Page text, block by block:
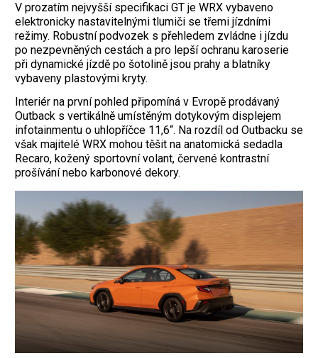
V prozatím nejvyšší specifikaci GT je WRX vybaveno
elektronicky nastavitelnými tlumiči se třemi jízdními
režimy. Robustní podvozek s přehledem zvládne i jízdu
po nezpevněných cestách a pro lepší ochranu karoserie
při dynamické jízdě po šotolině jsou prahy a blatníky
vybaveny plastovými kryty.
Interiér na první pohled připomíná v Evropě prodávaný
Outback s vertikálně umístěným dotykovým displejem
infotainmentu o uhlopříčce 11,6“. Na rozdíl od Outbacku se
však majitelé WRX mohou těšit na anatomická sedadla
Recaro, kožený sportovní volant, červené kontrastní
prošívání nebo karbonové dekory.